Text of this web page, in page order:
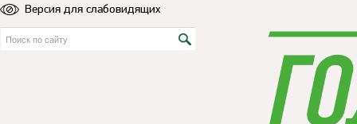
Версия для слабовидящих